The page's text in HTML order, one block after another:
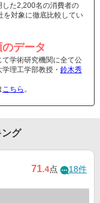
した2,200名の消費者の
を対象に徹底比較してい
データ
て学術研究機関に全て公
理工学部教授・ 鈴木秀
こちら 。
グ
71.4点 18件